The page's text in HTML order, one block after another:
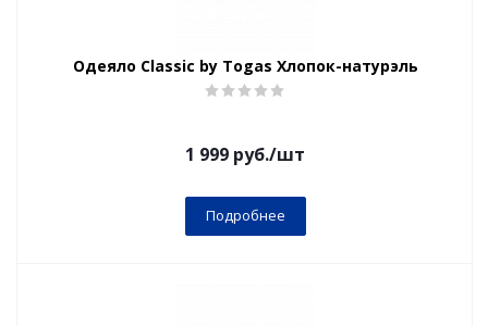
Одеяло Classic by Togas Хлопок-натурэль
1 999 руб./шт
Подробнее